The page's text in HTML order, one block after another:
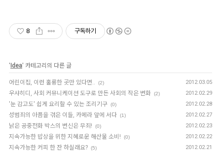
8 구독하기
'Idea' 카테고리의 다른 글
어린이집, 이런 훌륭한 곳만 있다면.. (2) 2012.03.05
우샤히디, 사회 커뮤니케이션 도구로 만든 사회의 작은 변화 (2) 2012.02.29
'눈 감고도' 쉽게 요리할 수 있는 조리기구 (0) 2012.02.28
성범죄의 아픔을 겪은 이들, 카메라 앞에 서다 (1) 2012.02.27
낡은 공중전화 박스의 변신은 무죄! (0) 2012.02.23
지속가능한 밥상을 위한 지혜로운 해산물 소비! (0) 2012.02.22
지속가능한 커피 한 잔 하실래요? (5) 2012.02.21